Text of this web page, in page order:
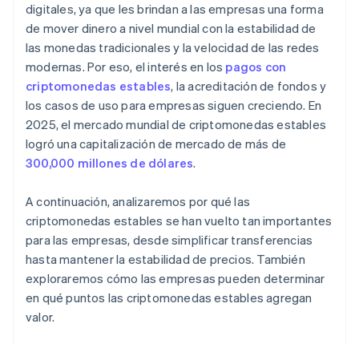
digitales, ya que les brindan a las empresas una forma
de mover dinero a nivel mundial con la estabilidad de
las monedas tradicionales y la velocidad de las redes
modernas. Por eso, el interés en los pagos con
criptomonedas estables, la acreditación de fondos y
los casos de uso para empresas siguen creciendo. En
2025, el mercado mundial de criptomonedas estables
logró una capitalización de mercado de más de
300,000 millones de dólares.
A continuación, analizaremos por qué las
criptomonedas estables se han vuelto tan importantes
para las empresas, desde simplificar transferencias
hasta mantener la estabilidad de precios. También
exploraremos cómo las empresas pueden determinar
en qué puntos las criptomonedas estables agregan
valor.